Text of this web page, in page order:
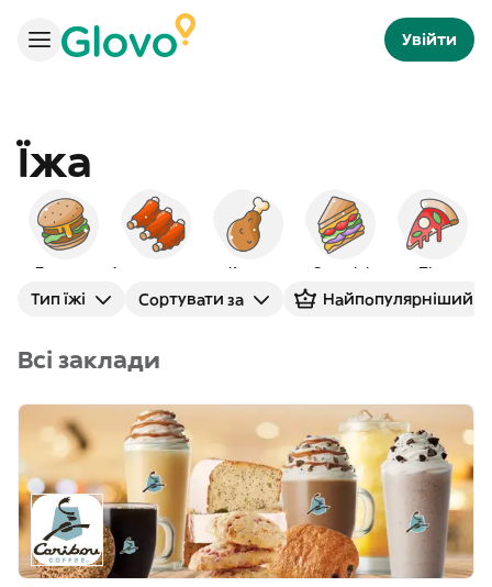
Увійти
Їжа
Бургери Курка Сендвічі Піца
Тип їжі Сортувати за Найпопулярніший
Всі заклади